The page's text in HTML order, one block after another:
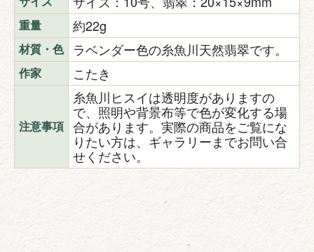
重量 約22g
材質・色 ラベンダー色の糸魚川天然翡翠です。
作家 こたき
注意事項
糸魚川ヒスイは透明度がありますの
で、照明や背景布等で色が変化する場
合があります。実際の商品をご覧にな
りたい方は、ギャラリーまでお問い合
せください。